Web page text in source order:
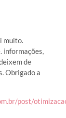
muito.
informações,
de
Obrigado a
post/